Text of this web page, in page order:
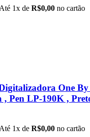
Até 1x de R$0,00 no cartão
One
, Pen LP-190K ,
Até 1x de R$0,00 no cartão